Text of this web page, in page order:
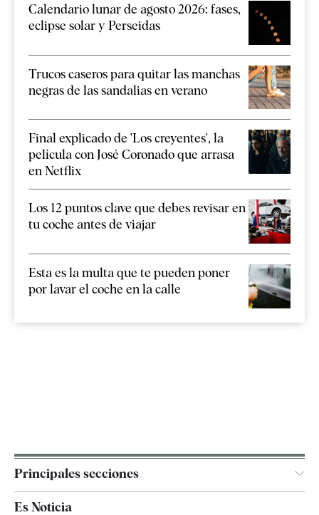
Calendario lunar de agosto 2026: fases,
eclipse solar y Perseidas
Trucos caseros para quitar las manchas
negras de las sandalias en verano
Final explicado de 'Los creyentes', la
película con José Coronado que arrasa
en Netflix
Los 12 puntos clave que debes revisar en
tu coche antes de viajar
Esta es la multa que te pueden poner
por lavar el coche en la calle
Principales secciones
Es Noticia